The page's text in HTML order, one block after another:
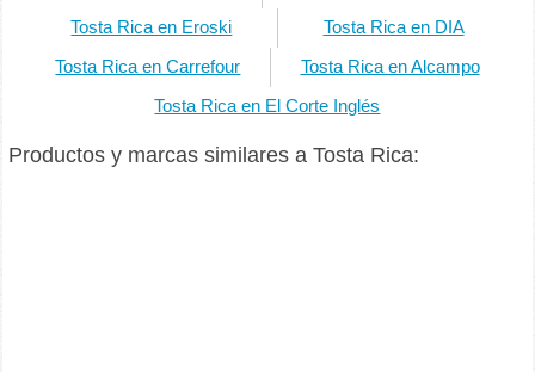
Tosta Rica en Eroski Tosta Rica en DIA
Tosta Rica en Carrefour Tosta Rica en Alcampo
Tosta Rica en El Corte Inglés
Productos y marcas similares a Tosta Rica: